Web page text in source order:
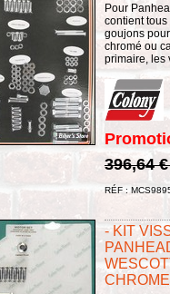
Pour
contient
goujons
chromé ou
primaire, les
396,64
RÉF :
- KIT
CHROME